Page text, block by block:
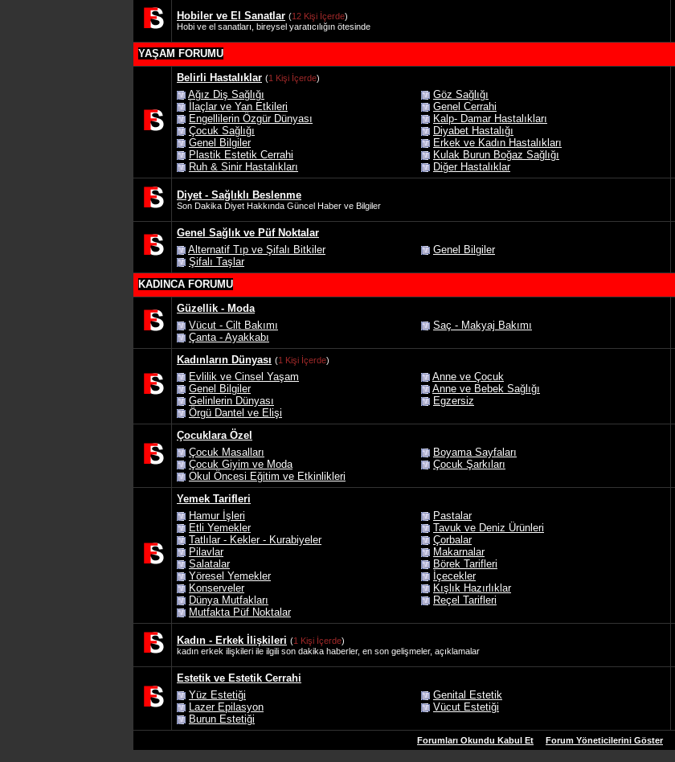
Hobiler ve El Sanatlar (12 Kişi İçerde)
Hobi ve el sanatları, bireysel yaratıcılığın ötesinde
YAŞAM FORUMU
Belirli Hastalıklar (1 Kişi İçerde)
Ağız Diş Sağlığı
Göz Sağlığı
İlaçlar ve Yan Etkileri
Genel Cerrahi
Engellilerin Özgür Dünyası
Kalp- Damar Hastalıkları
Çocuk Sağlığı
Diyabet Hastalığı
Genel Bilgiler
Erkek ve Kadın Hastalıkları
Plastik Estetik Cerrahi
Kulak Burun Boğaz Sağlığı
Ruh & Sinir Hastalıkları
Diğer Hastalıklar
Diyet - Sağlıklı Beslenme
Son Dakika Diyet Hakkında Güncel Haber ve Bilgiler
Genel Sağlık ve Püf Noktalar
Alternatif Tıp ve Şifalı Bitkiler
Genel Bilgiler
Şifalı Taşlar
KADINCA FORUMU
Güzellik - Moda
Vücut - Cilt Bakımı
Saç - Makyaj Bakımı
Çanta - Ayakkabı
Kadınların Dünyası (1 Kişi İçerde)
Evlilik ve Cinsel Yaşam
Anne ve Çocuk
Genel Bilgiler
Anne ve Bebek Sağlığı
Gelinlerin Dünyası
Egzersiz
Örgü Dantel ve Elişi
Çocuklara Özel
Çocuk Masalları
Boyama Sayfaları
Çocuk Giyim ve Moda
Çocuk Şarkıları
Okul Öncesi Eğitim ve Etkinlikleri
Yemek Tarifleri
Hamur İşleri
Pastalar
Etli Yemekler
Tavuk ve Deniz Ürünleri
Tatlılar - Kekler - Kurabiyeler
Çorbalar
Pilavlar
Makarnalar
Salatalar
Börek Tarifleri
Yöresel Yemekler
İçecekler
Konserveler
Kışlık Hazırlıklar
Dünya Mutfakları
Reçel Tarifleri
Mutfakta Püf Noktalar
Kadın - Erkek İlişkileri (1 Kişi İçerde)
kadın erkek ilişkileri ile ilgili son dakika haberler, en son gelişmeler, açıklamalar
Estetik ve Estetik Cerrahi
Yüz Estetiği
Genital Estetik
Lazer Epilasyon
Vücut Estetiği
Burun Estetiği
Forumları Okundu Kabul Et Forum Yöneticilerini Göster